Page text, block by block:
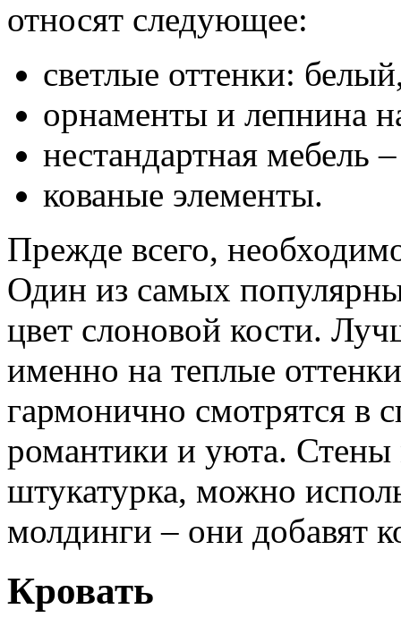
относят следующее:
светлые оттенки:
орнаменты и лепнина
нестандартная мебель
кованые элементы.
Прежде всего,
Один из самых
цвет слоновой кости.
именно на теплые
гармонично смотрятся в
романтики и уюта. Стены
штукатурка, можно
молдинги – они добавят
Кровать